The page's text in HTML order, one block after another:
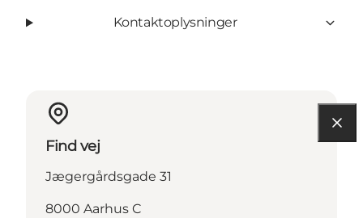
Kontaktoplysninger
Find vej
Jægergårdsgade 31
8000 Aarhus C